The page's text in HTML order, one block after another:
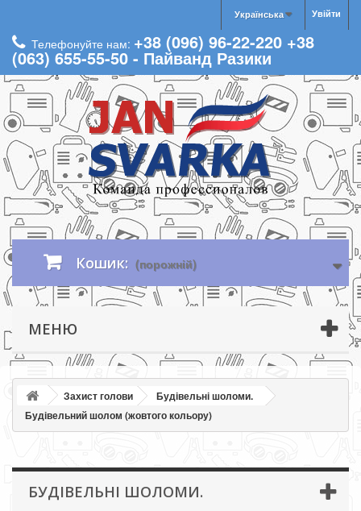
Увійти
Українська
Телефонуйте нам: +38 (096) 96-22-220 +38
(063) 655-55-50 - Пайванд Разики
Кошик: (порожній)
МЕНЮ
Захист голови
Будівельні шоломи.
Будівельний шолом (жовтого кольору)
БУДІВЕЛЬНІ ШОЛОМИ.